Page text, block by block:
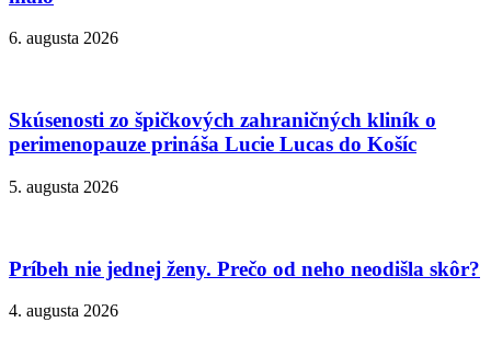
6. augusta 2026
Skúsenosti zo špičkových zahraničných kliník o
perimenopauze prináša Lucie Lucas do Košíc
5. augusta 2026
Príbeh nie jednej ženy. Prečo od neho neodišla skôr?
4. augusta 2026